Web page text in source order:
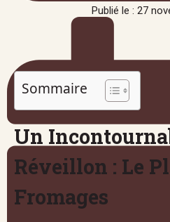
Publié le : 27
Sommaire
Un
Réveillon : Le
Fromages